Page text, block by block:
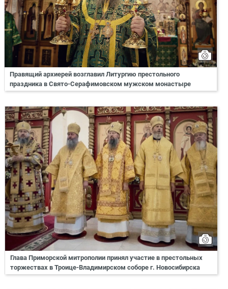
Правящий архиерей возглавил Литургию престольного
праздника в Свято-Серафимовском мужском монастыре
Глава Приморской митрополии принял участие в престольных
торжествах в Троице-Владимирском соборе г. Новосибирска